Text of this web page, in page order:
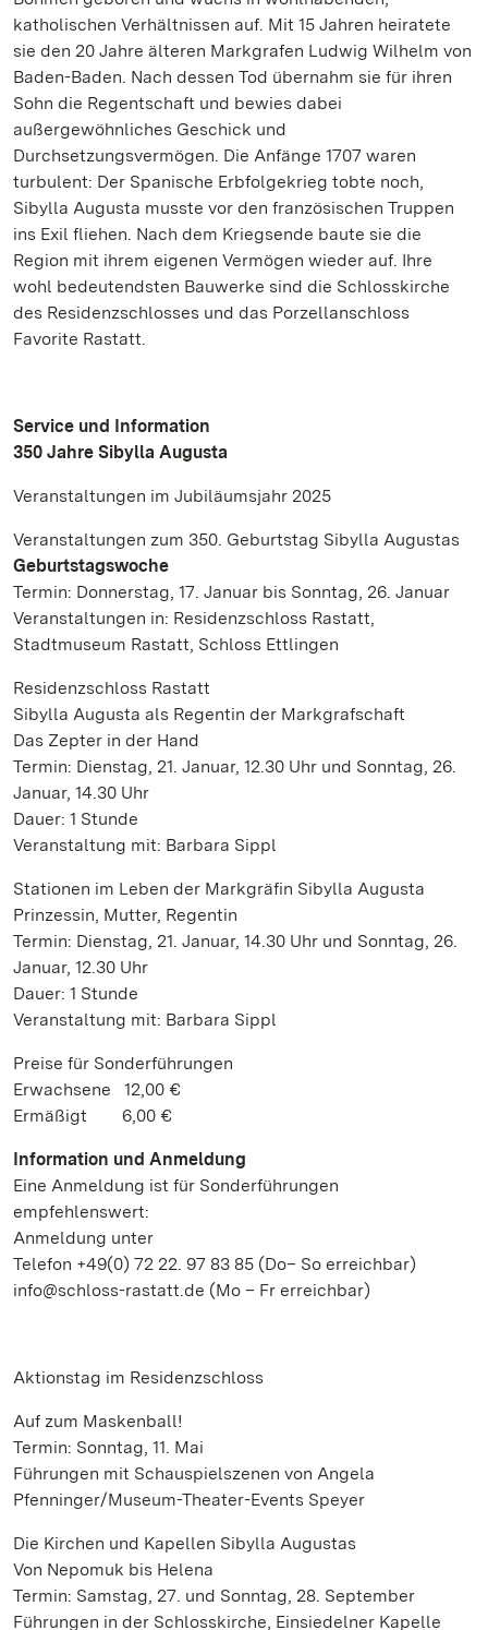
katholischen Verhältnissen auf. Mit 15 Jahren heiratete
sie den 20 Jahre älteren Markgrafen Ludwig Wilhelm von
Baden-Baden. Nach dessen Tod übernahm sie für ihren
Sohn die Regentschaft und bewies dabei
außergewöhnliches Geschick und
Durchsetzungsvermögen. Die Anfänge 1707 waren
turbulent: Der Spanische Erbfolgekrieg tobte noch,
Sibylla Augusta musste vor den französischen Truppen
ins Exil fliehen. Nach dem Kriegsende baute sie die
Region mit ihrem eigenen Vermögen wieder auf. Ihre
wohl bedeutendsten Bauwerke sind die Schlosskirche
des Residenzschlosses und das Porzellanschloss
Favorite Rastatt.
Service und Information
350 Jahre Sibylla Augusta
Veranstaltungen im Jubiläumsjahr 2025
Veranstaltungen zum 350. Geburtstag Sibylla Augustas
Geburtstagswoche
Termin: Donnerstag, 17. Januar bis Sonntag, 26. Januar
Veranstaltungen in: Residenzschloss Rastatt,
Stadtmuseum Rastatt, Schloss Ettlingen
Residenzschloss Rastatt
Sibylla Augusta als Regentin der Markgrafschaft
Das Zepter in der Hand
Termin: Dienstag, 21. Januar, 12.30 Uhr und Sonntag, 26.
Januar, 14.30 Uhr
Dauer: 1 Stunde
Veranstaltung mit: Barbara Sippl
Stationen im Leben der Markgräfin Sibylla Augusta
Prinzessin, Mutter, Regentin
Termin: Dienstag, 21. Januar, 14.30 Uhr und Sonntag, 26.
Januar, 12.30 Uhr
Dauer: 1 Stunde
Veranstaltung mit: Barbara Sippl
Preise für Sonderführungen
Erwachsene 12,00 €
Ermäßigt 6,00 €
Information und Anmeldung
Eine Anmeldung ist für Sonderführungen
empfehlenswert:
Anmeldung unter
Telefon +49(0) 72 22. 97 83 85 (Do– So erreichbar)
info@schloss-rastatt.de (Mo – Fr erreichbar)
Aktionstag im Residenzschloss
Auf zum Maskenball!
Termin: Sonntag, 11. Mai
Führungen mit Schauspielszenen von Angela
Pfenninger/Museum-Theater-Events Speyer
Die Kirchen und Kapellen Sibylla Augustas
Von Nepomuk bis Helena
Termin: Samstag, 27. und Sonntag, 28. September
Führungen in der Schlosskirche, Einsiedelner Kapelle